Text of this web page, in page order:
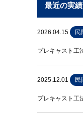
最近の実績
2026.04.15 民
プレキャスト
2025.12.01 民
プレキャスト